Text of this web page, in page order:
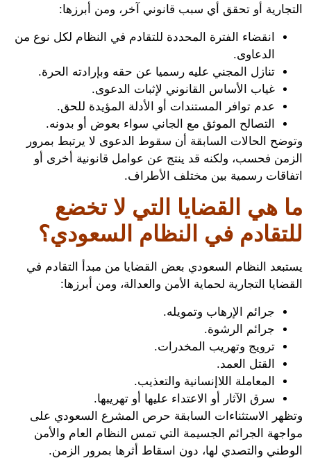
أو تحقق أي سبب قانوني آخر، ومن أبرزها:
انقضاء الفترة المحددة للتقادم في النظام لكل نوع من
الدعاوى.
تنازل المجني عليه رسميا عن حقه وبإرادته الحرة.
غياب الأساس القانوني لإثبات الدعوى.
عدم توافر المستندات أو الأدلة المؤيدة للحق.
التصالح الموثق مع الجاني سواء بعوض أو بدونه.
الحالات السابقة أن سقوط الدعوى لا يرتبط بمرور
فحسب، ولكنه قد ينتج عن عوامل قانونية أخرى أو
رسمية بين مختلف الأطراف.
هي القضايا التي لا تخضع
في النظام السعودي؟
النظام السعودي بعض القضايا من مبدأ التقادم في
التجارية لحماية الأمن والعدالة، ومن أبرزها:
جرائم الإرهاب وتمويله.
جرائم الرشوة.
ترويج وتهريب المخدرات.
القتل العمد.
المعاملة اللاإنسانية والتعذيب.
سرق الآثار أو الاعتداء عليها أو تهريبها.
الاستثناءات السابقة حرص المشرع السعودي على
الجرائم الجسيمة التي تمس النظام العام والأمن
والتصدي لها، دون اسقاط أثرها بمرور الزمن.